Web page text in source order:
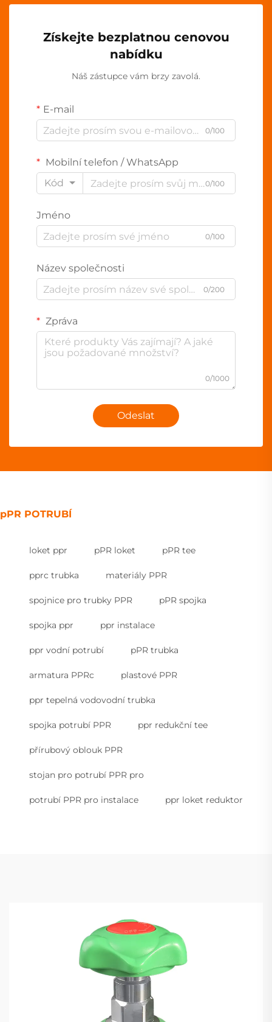
Získejte bezplatnou cenovou
nabídku
Náš zástupce vám brzy zavolá.
E-mail
0/100
Mobilní telefon / WhatsApp
Kód
0/100
Jméno
0/100
Název společnosti
0/200
Zpráva
0/1000
Odeslat
pPR POTRUBÍ
loket ppr pPR loket pPR tee
pprc trubka materiály PPR
spojnice pro trubky PPR pPR spojka
spojka ppr ppr instalace
ppr vodní potrubí pPR trubka
armatura PPRc plastové PPR
ppr tepelná vodovodní trubka
spojka potrubí PPR ppr redukční tee
přírubový oblouk PPR
stojan pro potrubí PPR pro
potrubí PPR pro instalace ppr loket reduktor